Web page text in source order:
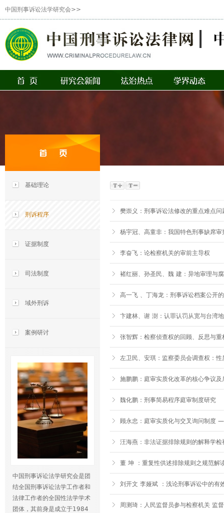
中国刑事诉讼法学研究会>>
基础理论
刑诉程序
证据制度
司法制度
域外刑诉
案例研讨
中国刑事诉讼法学研究会是团
结全国刑事诉讼法学工作者和
法律工作者的全国性法学学术
团体，其前身是成立于1984
樊崇义：刑事诉讼法修改的重点难点问
杨宇冠、高童非：我国特色刑事缺席
李奋飞：论检察机关的审前主导权
褚红丽、孙圣民、魏 建：异地审理与
高一飞 、丁海龙：刑事诉讼档案公开
卞建林、谢 澍：认罪认罚从宽与台湾
张智辉：检察侦查权的回顾、反思与重
左卫民、安琪：监察委员会调查权：
施鹏鹏：庭审实质化改革的核心争议
魏化鹏：刑事简易程序庭审制度研究
顾永忠：庭审实质化与交叉询问制度
汪海燕：非法证据排除规则的解释学检
董 坤 ：重复性供述排除规则之规范解
刘开文 李娅斌 ：浅论刑事诉讼中的有
周测琦：人民监督员参与检察机关 监